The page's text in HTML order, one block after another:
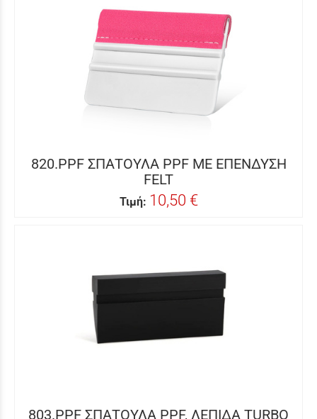
820.PPF ΣΠΑΤΟΥΛΑ PPF ΜΕ ΕΠΕΝΔΥΣΗ
FELT
Τιμή: 10,50 €
803.PPF ΣΠΑΤΟΥΛΑ PPF, ΛΕΠΙΔΑ TURBO